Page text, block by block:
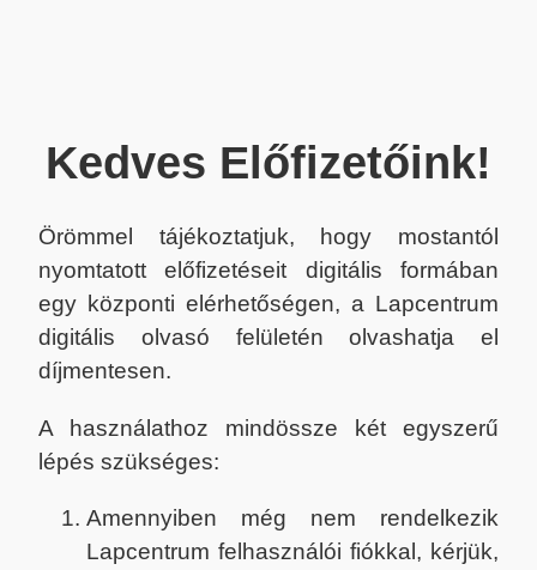
Kedves Előfizetőink!
Örömmel tájékoztatjuk, hogy mostantól
nyomtatott előfizetéseit digitális formában
egy központi elérhetőségen, a Lapcentrum
digitális olvasó felületén olvashatja el
díjmentesen.
A használathoz mindössze két egyszerű
lépés szükséges:
Amennyiben még nem rendelkezik
Lapcentrum felhasználói fiókkal, kérjük,